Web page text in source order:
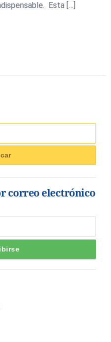
Esta […]
correo electrónico